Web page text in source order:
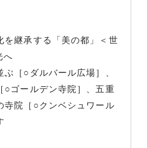
を継承する「美の都」＜世
へ
ぶ［○ダルバール広場］、
○ゴールデン寺院］、五重
寺院［○クンベシュワール